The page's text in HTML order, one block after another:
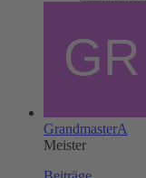
GrandmasterA
Meister